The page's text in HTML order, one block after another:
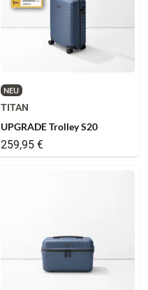
NEU
TITAN
UPGRADE Trolley S20
259,95 €